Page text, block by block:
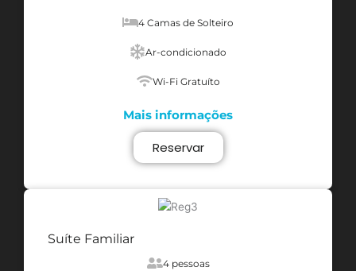
4 Camas de Solteiro
Ar-condicionado
Wi-Fi Gratuíto
Mais informações
Reservar
Suíte Familiar
4 pessoas